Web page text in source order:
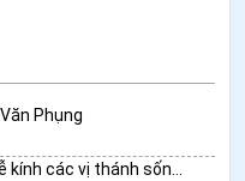
Phụng
Tháng Bảy là tháng có rất nhiều lễ kính các vị thánh sống bậc hôn nhân